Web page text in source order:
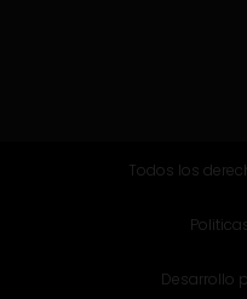
Todos los
Desarrollo